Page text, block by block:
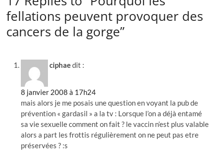
fellations peuvent provoquer des
cancers de la gorge”
ciphaedit :
8 janvier 2008 à 17h24
mais alors je me posais une question en voyant la pub de
prévention « gardasil » a la tv : Lorsque l’on a déjà entamé
sa vie sexuelle comment on fait ? le vaccin n’est plus valable
alors a part les frottis régulièrement on ne peut pas etre
préservées ? :s